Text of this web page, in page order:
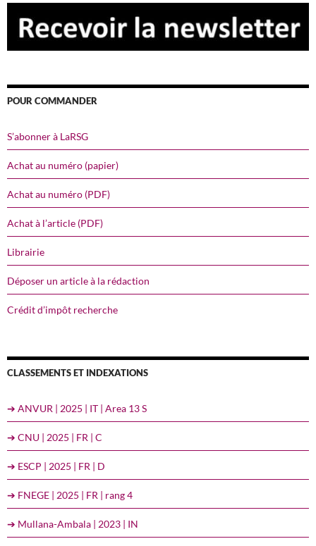
POUR COMMANDER
S’abonner à LaRSG
Achat au numéro (papier)
Achat au numéro (PDF)
Achat à l’article (PDF)
Librairie
Déposer un article à la rédaction
Crédit d’impôt recherche
CLASSEMENTS ET INDEXATIONS
➔ ANVUR | 2025 | IT | Area 13 S
➔ CNU | 2025 | FR | C
➔ ESCP | 2025 | FR | D
➔ FNEGE | 2025 | FR | rang 4
➔ Mullana-Ambala | 2023 | IN